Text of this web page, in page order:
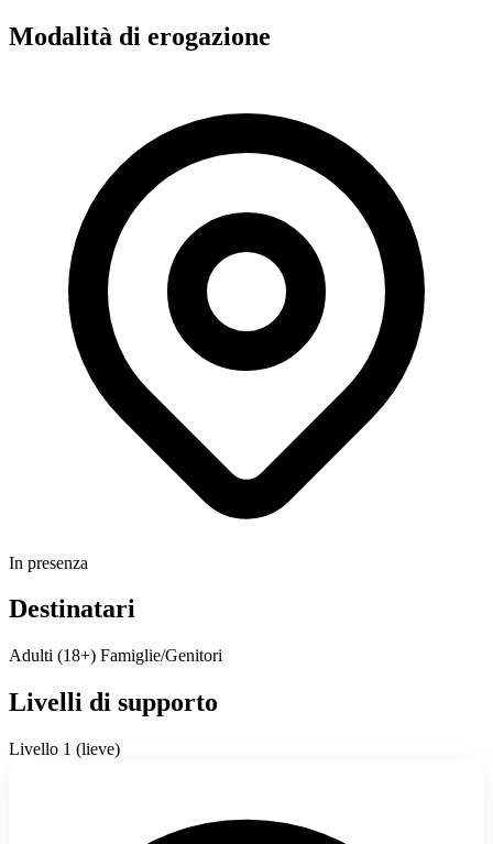
Modalità di erogazione
In presenza
Destinatari
Adulti (18+) Famiglie/Genitori
Livelli di supporto
Livello 1 (lieve)